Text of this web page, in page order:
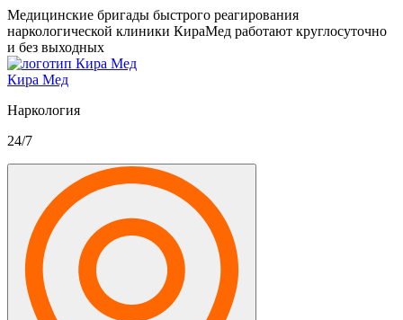
Медицинские бригады быстрого реагирования
наркологической клиники КираМед работают круглосуточно
и без выходных
Кира Мед
Наркология
24/7